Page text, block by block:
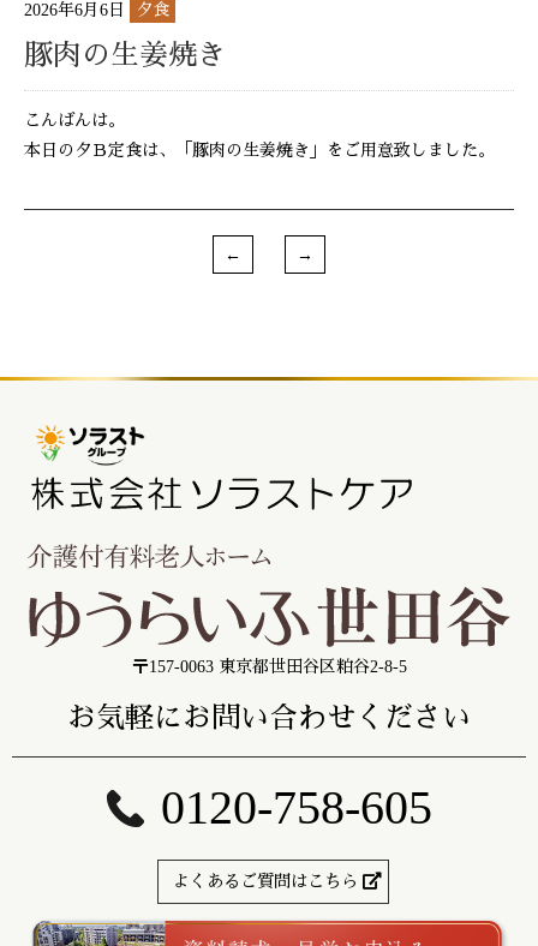
2026年6月6日 夕食
豚肉の生姜焼き
こんばんは。
本日の夕Ｂ定食は、「豚肉の生姜焼き」をご用意致しました。
〒157-0063 東京都世田谷区粕谷2-8-5
お気軽にお問い合わせください
0120-758-605
よくあるご質問はこちら